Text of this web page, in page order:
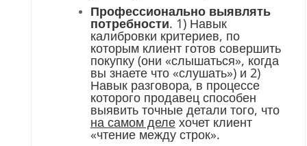
Профессионально выявлять
потребности. 1) Навык
калибровки критериев, по
которым клиент готов совершить
покупку (они «слышаться», когда
вы знаете что «слушать») и 2)
Навык разговора, в процессе
которого продавец способен
выявить точные детали того, что
на самом делехочет клиент
«чтение между строк».